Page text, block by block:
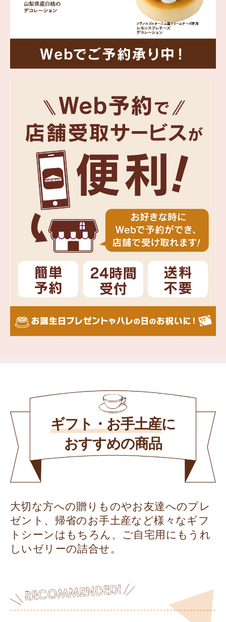
ギフト・お手土産に
おすすめの商品
大切な方への贈りものやお友達へのプレ
ゼント、帰省のお手土産など様々なギフ
トシーンはもちろん、ご自宅用にもうれ
しいゼリーの詰合せ。